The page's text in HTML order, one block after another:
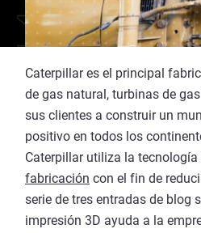
Caterpillar es el principal
de gas natural, turbinas de
sus clientes a construir un
positivo en todos los
Caterpillar utiliza la
fabricación con el fin de
serie de tres entradas de blog
impresión 3D ayuda a la